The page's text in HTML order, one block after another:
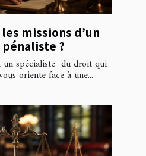
missions d’un
?
un spécialiste du droit qui
oriente face à une...